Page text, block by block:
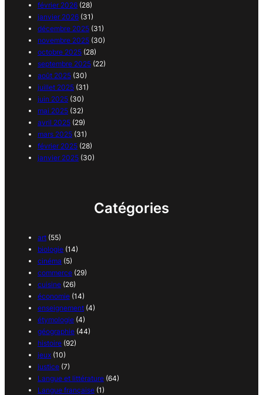
février 2026 (28)
janvier 2026 (31)
décembre 2025 (31)
novembre 2025 (30)
octobre 2025 (28)
septembre 2025 (22)
août 2025 (30)
juillet 2025 (31)
juin 2025 (30)
mai 2025 (32)
avril 2025 (29)
mars 2025 (31)
février 2025 (28)
janvier 2025 (30)
Catégories
art (55)
biologie (14)
cinéma (5)
commerce (29)
cuisine (26)
économie (14)
enseignement (4)
étymologie (4)
géographie (44)
histoire (92)
jeux (10)
justice (7)
Langue et littérature (64)
Langue française (1)